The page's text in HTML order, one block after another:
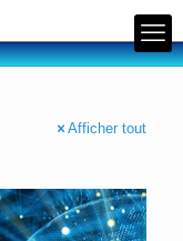
Afficher tout